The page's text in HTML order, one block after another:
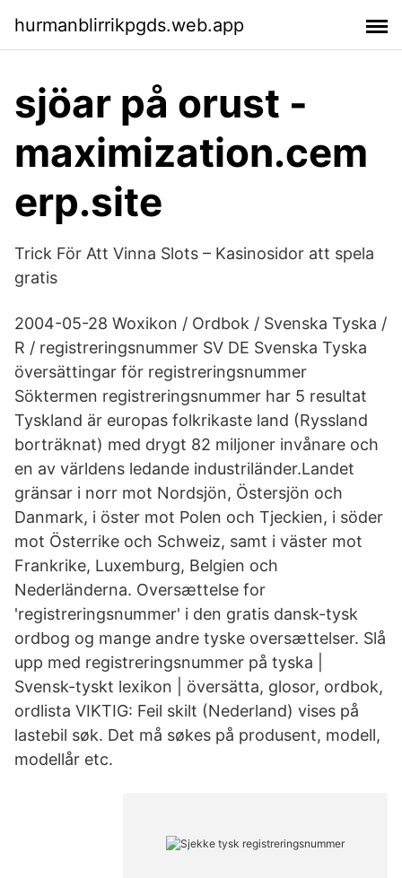
hurmanblirrikpgds.web.app
sjöar på orust -
maximization.cem
erp.site
Trick För Att Vinna Slots – Kasinosidor att spela
gratis
2004-05-28 Woxikon / Ordbok / Svenska Tyska /
R / registreringsnummer SV DE Svenska Tyska
översättingar för registreringsnummer
Söktermen registreringsnummer har 5 resultat
Tyskland är europas folkrikaste land (Ryssland
borträknat) med drygt 82 miljoner invånare och
en av världens ledande industriländer.Landet
gränsar i norr mot Nordsjön, Östersjön och
Danmark, i öster mot Polen och Tjeckien, i söder
mot Österrike och Schweiz, samt i väster mot
Frankrike, Luxemburg, Belgien och
Nederländerna. Oversættelse for
'registreringsnummer' i den gratis dansk-tysk
ordbog og mange andre tyske oversættelser. Slå
upp med registreringsnummer på tyska |
Svensk-tyskt lexikon | översätta, glosor, ordbok,
ordlista VIKTIG: Feil skilt (Nederland) vises på
lastebil søk. Det må søkes på produsent, modell,
modellår etc.